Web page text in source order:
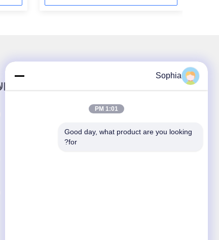
المنتجات
Sophia
1:01 PM
Good day, what product are you looking
for?